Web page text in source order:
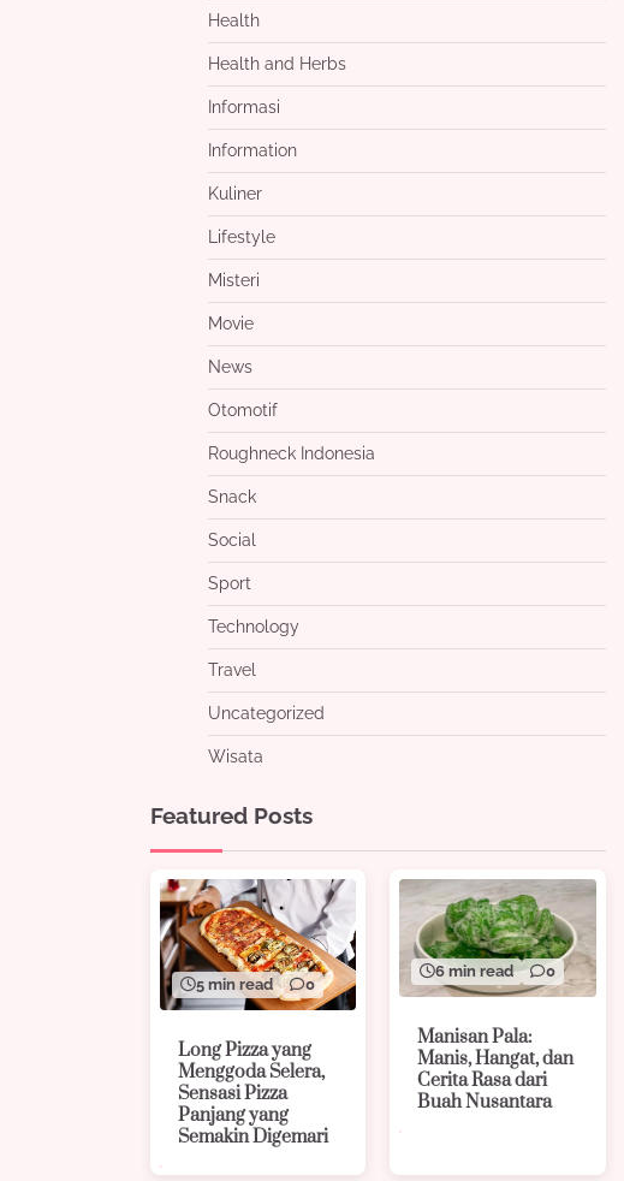
Health
Health and Herbs
Informasi
Information
Kuliner
Lifestyle
Misteri
Movie
News
Otomotif
Roughneck Indonesia
Snack
Social
Sport
Technology
Travel
Uncategorized
Wisata
Featured Posts
5 min read 0
Long Pizza yang
Menggoda Selera,
Sensasi Pizza
Panjang yang
Semakin Digemari
6 min read 0
Manisan Pala:
Manis, Hangat, dan
Cerita Rasa dari
Buah Nusantara